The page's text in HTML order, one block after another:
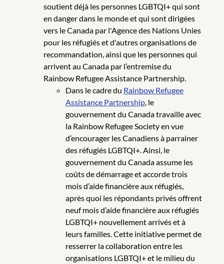
soutient déjà les personnes LGBTQI+ qui sont
en danger dans le monde et qui sont dirigées
vers le Canada par l'Agence des Nations Unies
pour les réfugiés et d'autres organisations de
recommandation, ainsi que les personnes qui
arrivent au Canada par l’entremise du
Rainbow Refugee Assistance Partnership.
Dans le cadre du Rainbow Refugee
Assistance Partnership, le
gouvernement du Canada travaille avec
la Rainbow Refugee Society en vue
d’encourager les Canadiens à parrainer
des réfugiés LGBTQI+. Ainsi, le
gouvernement du Canada assume les
coûts de démarrage et accorde trois
mois d’aide financière aux réfugiés,
après quoi les répondants privés offrent
neuf mois d’aide financière aux réfugiés
LGBTQI+ nouvellement arrivés et à
leurs familles. Cette initiative permet de
resserrer la collaboration entre les
organisations LGBTQI+ et le milieu du